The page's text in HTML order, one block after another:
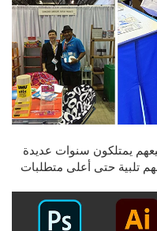
يمتلكون سنوات عديدة
تلبية حتى أعلى متطلبات